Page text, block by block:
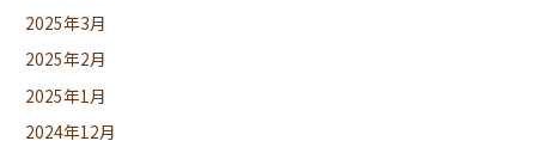
2025年3月
2025年2月
2025年1月
2024年12月